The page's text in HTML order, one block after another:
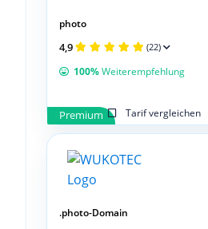
Premium Tarif vergleichen
photo
4,9 (22)
100%Weiterempfehlung
.photo-Domain